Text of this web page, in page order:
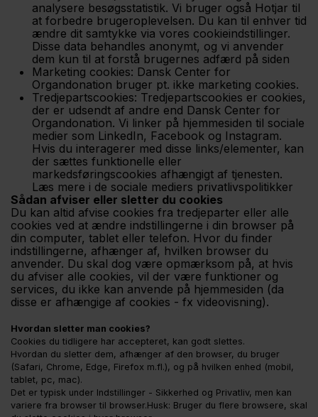
analysere besøgsstatistik. Vi bruger også Hotjar til
at forbedre brugeroplevelsen. Du kan til enhver tid
ændre dit samtykke via vores cookieindstillinger.
Disse data behandles anonymt, og vi anvender
dem kun til at forstå brugernes adfærd på siden
Marketing cookies: Dansk Center for
Organdonation bruger pt. ikke marketing cookies.
Tredjepartscookies: Tredjepartscookies er cookies,
der er udsendt af andre end Dansk Center for
Organdonation. Vi linker på hjemmesiden til sociale
medier som LinkedIn, Facebook og Instagram.
Hvis du interagerer med disse links/elementer, kan
der sættes funktionelle eller
markedsføringscookies afhængigt af tjenesten.
Læs mere i de sociale mediers privatlivspolitikker
Sådan afviser eller sletter du cookies
Du kan altid afvise cookies fra tredjeparter eller alle
cookies ved at ændre indstillingerne i din browser på
din computer, tablet eller telefon. Hvor du finder
indstillingerne, afhænger af, hvilken browser du
anvender. Du skal dog være opmærksom på, at hvis
du afviser alle cookies, vil der være funktioner og
services, du ikke kan anvende på hjemmesiden (da
disse er afhængige af cookies - fx videovisning).
Hvordan sletter man cookies?
Cookies du tidligere har accepteret, kan godt slettes.
Hvordan du sletter dem, afhænger af den browser, du bruger
(Safari, Chrome, Edge, Firefox m.fl.), og på hvilken enhed (mobil,
tablet, pc, mac).
Det er typisk under Indstillinger - Sikkerhed og Privatliv, men kan
variere fra browser til browser.Husk: Bruger du flere browsere, skal